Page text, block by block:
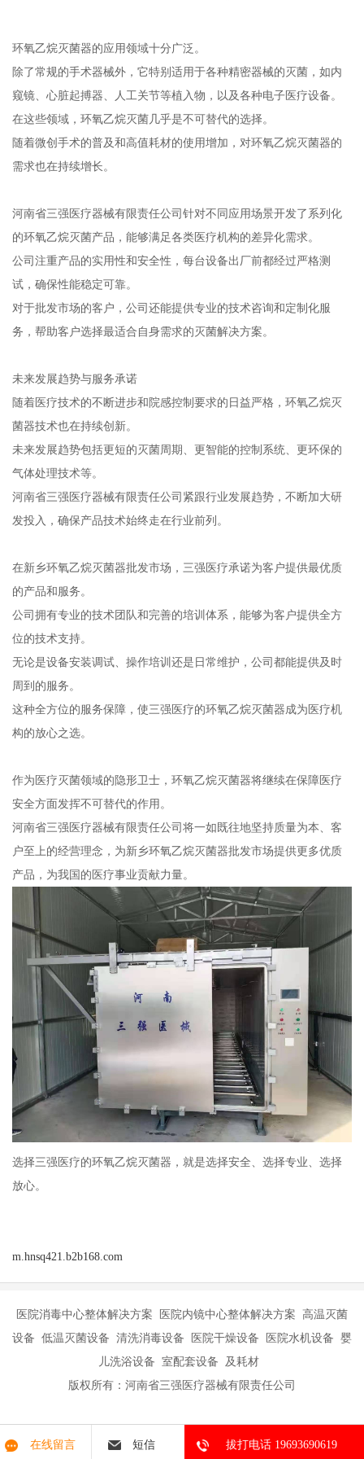
环氧乙烷灭菌器的应用领域十分广泛。
除了常规的手术器械外，它特别适用于各种精密器械的灭菌，如内
窥镜、心脏起搏器、人工关节等植入物，以及各种电子医疗设备。
在这些领域，环氧乙烷灭菌几乎是不可替代的选择。
随着微创手术的普及和高值耗材的使用增加，对环氧乙烷灭菌器的
需求也在持续增长。
河南省三强医疗器械有限责任公司针对不同应用场景开发了系列化
的环氧乙烷灭菌产品，能够满足各类医疗机构的差异化需求。
公司注重产品的实用性和安全性，每台设备出厂前都经过严格测
试，确保性能稳定可靠。
对于批发市场的客户，公司还能提供专业的技术咨询和定制化服
务，帮助客户选择最适合自身需求的灭菌解决方案。
未来发展趋势与服务承诺
随着医疗技术的不断进步和院感控制要求的日益严格，环氧乙烷灭
菌器技术也在持续创新。
未来发展趋势包括更短的灭菌周期、更智能的控制系统、更环保的
气体处理技术等。
河南省三强医疗器械有限责任公司紧跟行业发展趋势，不断加大研
发投入，确保产品技术始终走在行业前列。
在新乡环氧乙烷灭菌器批发市场，三强医疗承诺为客户提供最优质
的产品和服务。
公司拥有专业的技术团队和完善的培训体系，能够为客户提供全方
位的技术支持。
无论是设备安装调试、操作培训还是日常维护，公司都能提供及时
周到的服务。
这种全方位的服务保障，使三强医疗的环氧乙烷灭菌器成为医疗机
构的放心之选。
作为医疗灭菌领域的隐形卫士，环氧乙烷灭菌器将继续在保障医疗
安全方面发挥不可替代的作用。
河南省三强医疗器械有限责任公司将一如既往地坚持质量为本、客
户至上的经营理念，为新乡环氧乙烷灭菌器批发市场提供更多优质
产品，为我国的医疗事业贡献力量。
选择三强医疗的环氧乙烷灭菌器，就是选择安全、选择专业、选择
放心。
m.hnsq421.b2b168.com
医院消毒中心整体解决方案 医院内镜中心整体解决方案 高温灭菌
设备 低温灭菌设备 清洗消毒设备 医院干燥设备 医院水机设备 婴
儿洗浴设备 室配套设备 及耗材
版权所有：河南省三强医疗器械有限责任公司
在线留言 短信 拔打电话 19693690619